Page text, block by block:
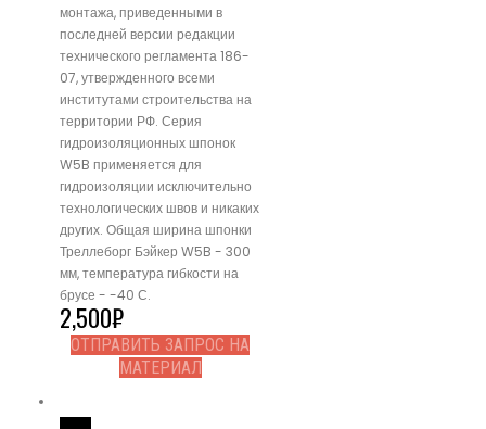
монтажа, приведенными в
последней версии редакции
технического регламента 186-
07, утвержденного всеми
институтами строительства на
территории РФ. Серия
гидроизоляционных шпонок
W5B применяется для
гидроизоляции исключительно
технологических швов и никаких
других. Общая ширина шпонки
Треллеборг Бэйкер W5B - 300
мм, температура гибкости на
брусе - -40 С.
2,500₽
ОТПРАВИТЬ ЗАПРОС НА
МАТЕРИАЛ